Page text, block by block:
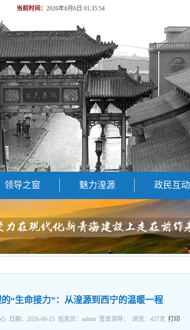
当前时间： 2026年8月6日 01:35:54
领导之窗 魅力湟源 政民互动
“生命接力”：从湟源到西宁的温暖一程
日期：2026-06-23 信息员：admin 签发领导： 浏览： 427次 打印